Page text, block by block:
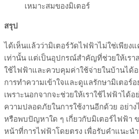
เหมาะสมของมิเตอร์
สรุป
ได้เห็นแล้วว่ามิเตอร์วัดไฟฟ้าไม่ใช่เพียง
เท่านั้น แต่เป็นอุปกรณ์สำคัญที่ช่วยให้เร
ใช้ไฟฟ้าและควบคุมค่าใช้จ่ายในบ้านได้
การทำความเข้าใจและดูแลรักษามิเตอร์อ
เพราะนอกจากจะช่วยให้เราใช้ไฟฟ้าได้
ความปลอดภัยในการใช้งานอีกด้วย อย่า
หรือพบปัญหาใด ๆ เกี่ยวกับมิเตอร์ไฟฟ้า
หน้าที่การไฟฟ้าโดยตรง เพื่อรับคำแนะน